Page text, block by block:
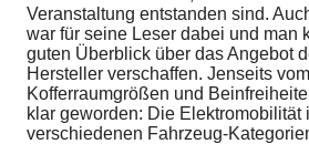
Veranstaltung entstanden sind.
war für seine Leser dabei und man
guten Überblick über das Angebot
Hersteller verschaffen. Jenseits
Kofferraumgrößen und
klar geworden: Die Elektromobilität
verschiedenen Fahrzeug-